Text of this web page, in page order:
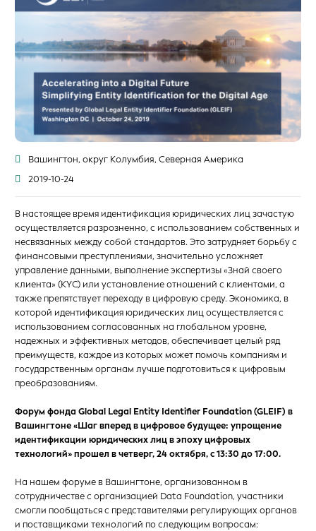
Вашингтон, округ Колумбия, Северная Америка
2019-10-24
В настоящее время идентификация юридических лиц зачастую
осуществляется разрозненно, с использованием собственных и
несвязанных между собой стандартов. Это затрудняет борьбу с
финансовыми преступлениями, значительно усложняет
управление данными, выполнение экспертизы «Знай своего
клиента» (KYC) или установление отношений с клиентами, а
также препятствует переходу в цифровую среду. Экономика, в
которой идентификация юридических лиц осуществляется с
использованием согласованных на глобальном уровне,
надежных и эффективных методов, обеспечивает целый ряд
преимуществ, каждое из которых может помочь компаниям и
государственным органам лучше подготовиться к цифровым
преобразованиям.
Форум фонда Global Legal Entity Identifier Foundation (GLEIF) в
Вашингтоне «Шаг вперед в цифровое будущее: упрощение
идентификации юридических лиц в эпоху цифровых
технологий» прошел в четверг, 24 октября, с 13:30 до 17:00.
На нашем форуме в Вашингтоне, организованном в
сотрудничестве с организацией Data Foundation, участники
смогли пообщаться с представителями регулирующих органов
и поставщиками технологий по следующим вопросам: